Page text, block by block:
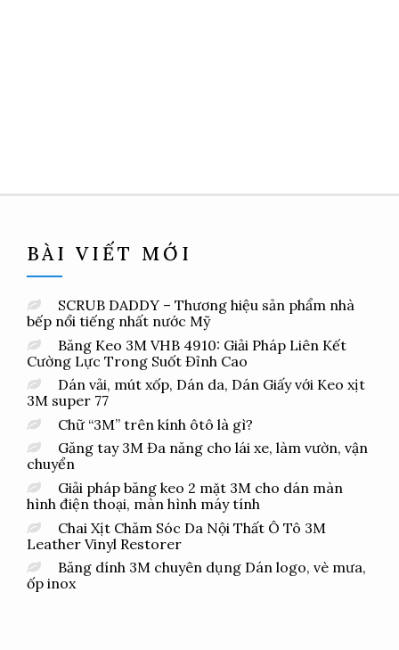
BÀI VIẾT MỚI
SCRUB DADDY – Thương hiệu sản phẩm nhà
bếp nổi tiếng nhất nước Mỹ
Băng Keo 3M VHB 4910: Giải Pháp Liên Kết
Cường Lực Trong Suốt Đỉnh Cao
Dán vải, mút xốp, Dán da, Dán Giấy với Keo xịt
3M super 77
Chữ “3M” trên kính ôtô là gì?
Găng tay 3M Đa năng cho lái xe, làm vườn, vận
chuyển
Giải pháp băng keo 2 mặt 3M cho dán màn
hình điện thoại, màn hình máy tính
Chai Xịt Chăm Sóc Da Nội Thất Ô Tô 3M
Leather Vinyl Restorer
Băng dính 3M chuyên dụng Dán logo, vè mưa,
ốp inox